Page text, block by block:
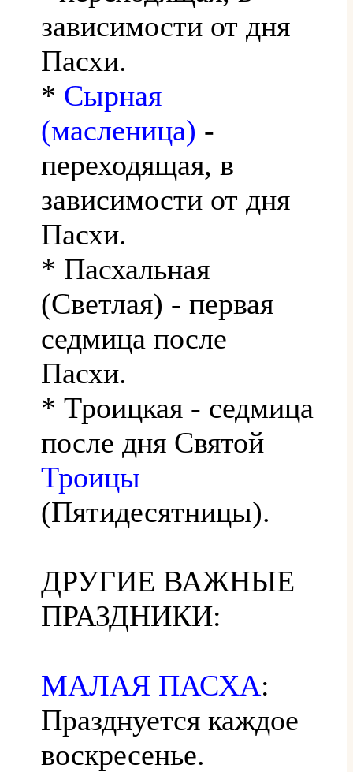
зависимости от дня
Пасхи.
* Сырная
(масленица) -
переходящая, в
зависимости от дня
Пасхи.
* Пасхальная
(Светлая) - первая
седмица после
Пасхи.
* Троицкая - седмица
после дня Святой
Троицы
(Пятидесятницы).
ДРУГИЕ ВАЖНЫЕ
ПРАЗДНИКИ:
МАЛАЯ ПАСХА:
Празднуется каждое
воскресенье.